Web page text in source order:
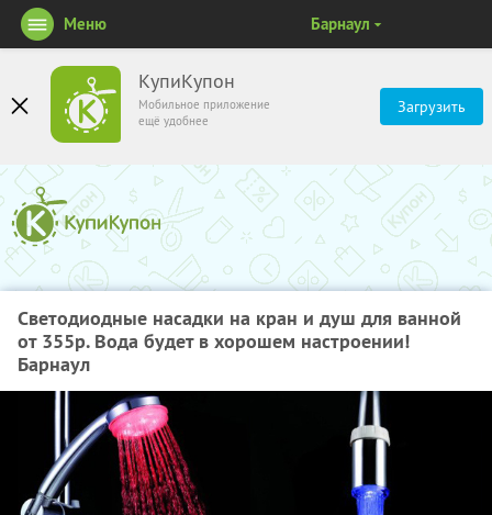
КупиКупон
Мобильное приложение
ещё удобнее
Загрузить
Меню Барнаул
Cветодиодные насадки на кран и душ для ванной
от 355р. Вода будет в хорошем настроении!
Барнаул